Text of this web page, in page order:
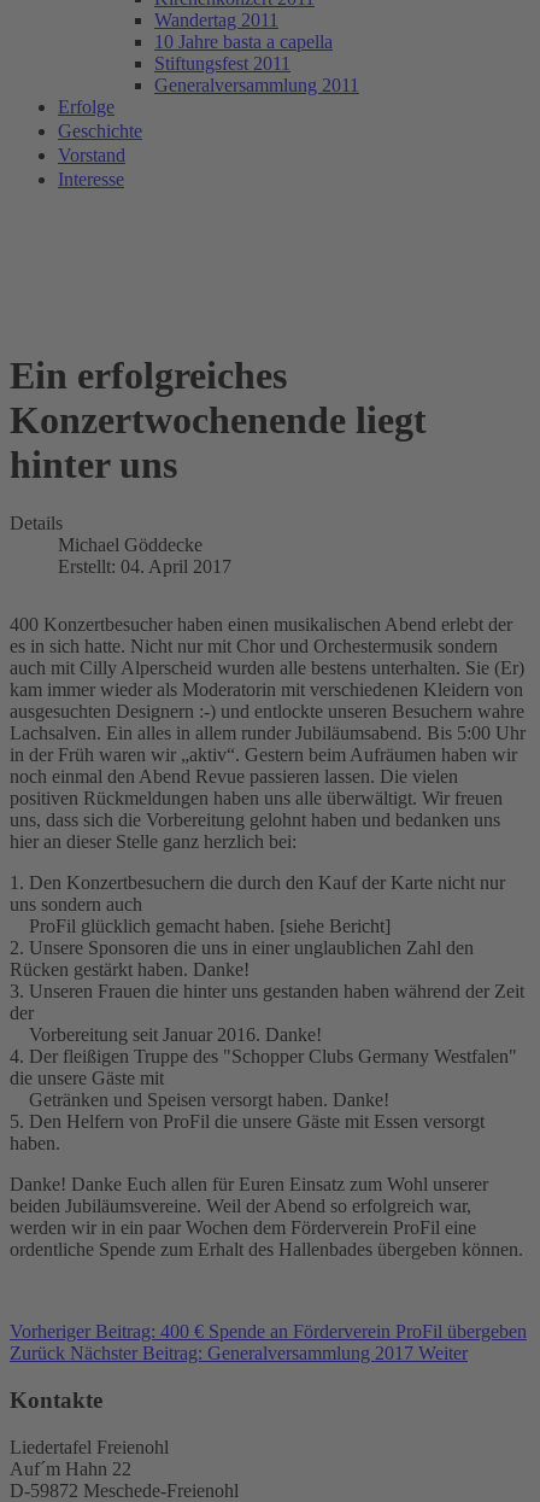
Wandertag 2011
10 Jahre basta a capella
Stiftungsfest 2011
Generalversammlung 2011
Erfolge
Geschichte
Vorstand
Interesse
Ein erfolgreiches
Konzertwochenende liegt
hinter uns
Details
Michael Göddecke
Erstellt: 04. April 2017
400 Konzertbesucher haben einen musikalischen Abend erlebt der
es in sich hatte. Nicht nur mit Chor und Orchestermusik sondern
auch mit Cilly Alperscheid wurden alle bestens unterhalten. Sie (Er)
kam immer wieder als Moderatorin mit verschiedenen Kleidern von
ausgesuchten Designern :-) und entlockte unseren Besuchern wahre
Lachsalven. Ein alles in allem runder Jubiläumsabend. Bis 5:00 Uhr
in der Früh waren wir „aktiv“. Gestern beim Aufräumen haben wir
noch einmal den Abend Revue passieren lassen. Die vielen
positiven Rückmeldungen haben uns alle überwältigt. Wir freuen
uns, dass sich die Vorbereitung gelohnt haben und bedanken uns
hier an dieser Stelle ganz herzlich bei:
1. Den Konzertbesuchern die durch den Kauf der Karte nicht nur
uns sondern auch
ProFil glücklich gemacht haben. [siehe Bericht]
2. Unsere Sponsoren die uns in einer unglaublichen Zahl den
Rücken gestärkt haben. Danke!
3. Unseren Frauen die hinter uns gestanden haben während der Zeit
der
Vorbereitung seit Januar 2016. Danke!
4. Der fleißigen Truppe des "Schopper Clubs Germany Westfalen"
die unsere Gäste mit
Getränken und Speisen versorgt haben. Danke!
5. Den Helfern von ProFil die unsere Gäste mit Essen versorgt
haben.
Danke! Danke Euch allen für Euren Einsatz zum Wohl unserer
beiden Jubiläumsvereine. Weil der Abend so erfolgreich war,
werden wir in ein paar Wochen dem Förderverein ProFil eine
ordentliche Spende zum Erhalt des Hallenbades übergeben können.
Vorheriger Beitrag: 400 € Spende an Förderverein ProFil übergeben
Zurück Nächster Beitrag: Generalversammlung 2017 Weiter
Kontakte
Liedertafel Freienohl
Auf´m Hahn 22
D-59872 Meschede-Freienohl